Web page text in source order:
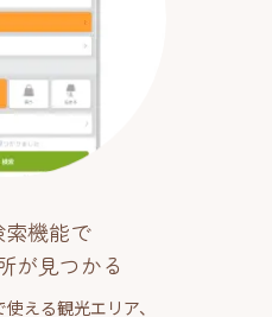
機能で
が見つかる
える観光エリア、